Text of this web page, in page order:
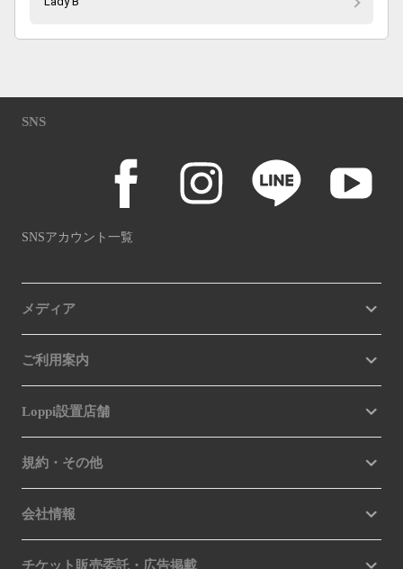
SNS
SNSアカウント一覧
メディア
ご利用案内
Loppi設置店舗
規約・その他
会社情報
チケット販売委託・広告掲載